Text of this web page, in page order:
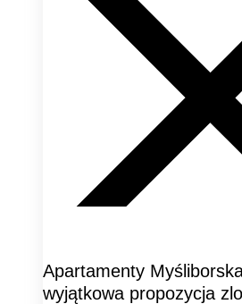
Apartamenty
wyjątkowa propozycja